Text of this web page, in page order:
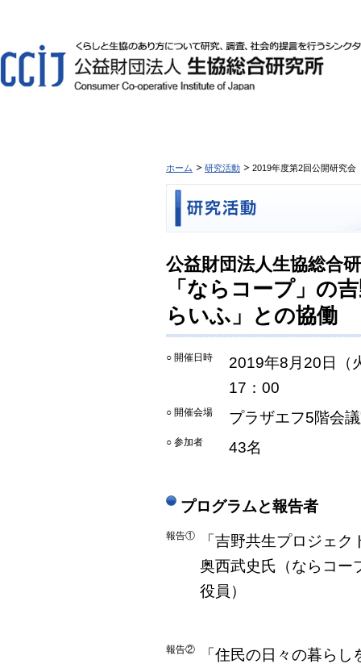
ホーム 研究活動 2019年度第2回公開研究
公益財団法人生協総合
「ならコープ」の
らいふ」との協働
○ 開催日時
2019年8月20日（
17：00
○ 開催会場 プラザエフ5階会
○ 参加者 43名
プログラムと報告者
報告①
「吉野共生プロジェ
奥西武史氏（ならコー
役員）
報告②
「住民の日々の暮ら